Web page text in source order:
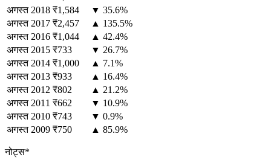
अगस्त 2018 ₹1,584
▼ 35.6%
अगस्त 2017 ₹2,457
▲ 135.5%
अगस्त 2016 ₹1,044
▲ 42.4%
अगस्त 2015 ₹733
▼ 26.7%
अगस्त 2014 ₹1,000
▲ 7.1%
अगस्त 2013 ₹933
▲ 16.4%
अगस्त 2012 ₹802
▲ 21.2%
अगस्त 2011 ₹662
▼ 10.9%
अगस्त 2010 ₹743
▼ 0.9%
अगस्त 2009 ₹750 ▲ 85.9%
नोट्स*